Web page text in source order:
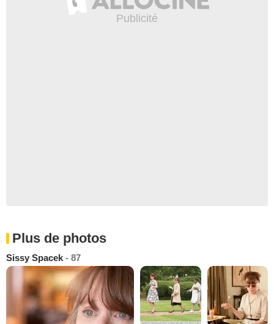
Plus de photos
Sissy Spacek - 87